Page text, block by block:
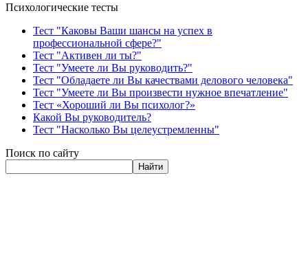
Психологические тесты
Тест "Каковы Ваши шансы на успех в
профессиональной сфере?"
Тест "Активен ли ты?"
Тест "Умеете ли Вы руководить?"
Тест "Обладаете ли Вы качествами делового человека"
Тест "Умеете ли Вы произвести нужное впечатление"
Тест «Хороший ли Вы психолог?»
Какой Вы руководитель?
Тест "Насколько Вы целеустремленны"
Поиск по сайту
Найти